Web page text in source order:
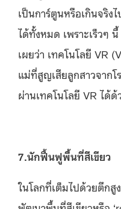
เป็นการ์ตูนหรือเกินจริง
ได้ทั้งหมด เพราะเร็วๆ
เผยว่า เทคโนโลยี VR
แม่ที่สูญเสียลูกสาวจาก
ผ่านเทคโนโลยี VR ได้ด้
7.นักฟื้นฟูพื้นที่สีเขียว
ในโลกที่เต็มไปด้วยตึก